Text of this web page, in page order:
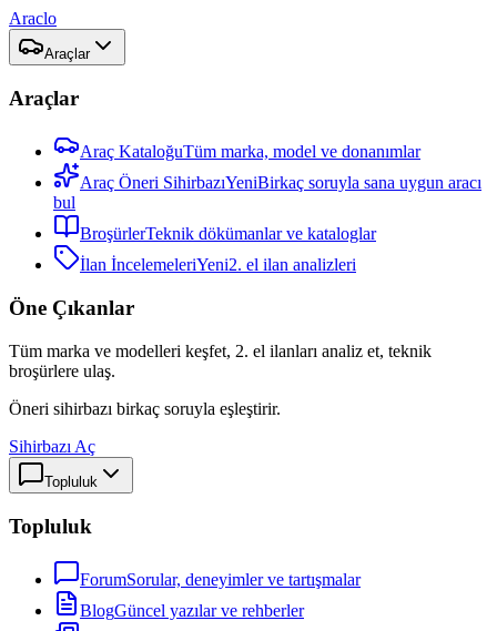
Araclo
Araçlar
Araçlar
Araç KataloğuTüm marka, model ve donanımlar
Araç Öneri SihirbazıYeniBirkaç soruyla sana uygun aracı
bul
BroşürlerTeknik dökümanlar ve kataloglar
İlan İncelemeleriYeni2. el ilan analizleri
Öne Çıkanlar
Tüm marka ve modelleri keşfet, 2. el ilanları analiz et, teknik
broşürlere ulaş.
Öneri sihirbazı birkaç soruyla eşleştirir.
Sihirbazı Aç
Topluluk
Topluluk
ForumSorular, deneyimler ve tartışmalar
BlogGüncel yazılar ve rehberler